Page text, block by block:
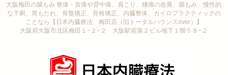
大阪梅田の腸もみ 整体・首痛や背中痛、肩こり、腰痛の改善、腸もみ、慢性的
な下痢、胃もたれ、骨盤矯正、骨格矯正、内臓整体、カイロプラクティックの
ことなら【日本内臓療法 梅田店（旧トータルバランスover）】
大阪府大阪市北区梅田１−２−２ 大阪駅前第２ビル地下１階５８−２